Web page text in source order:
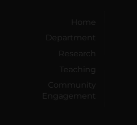
Home
Department
Research
Teaching
Community
Engagement